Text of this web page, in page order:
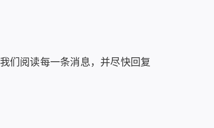
我们阅读每一条消息，并尽快回复